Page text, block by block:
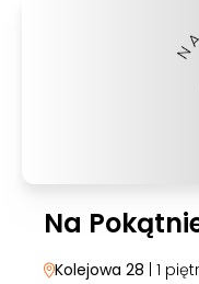
Na
Kolejowa 28 | 1